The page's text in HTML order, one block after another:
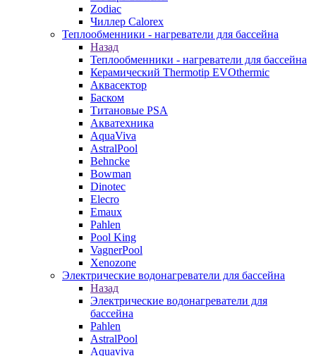
Zodiac
Чиллер Calorex
Теплообменники - нагреватели для бассейна
Назад
Теплообменники - нагреватели для бассейна
Керамический Thermotip EVOthermic
Аквасектор
Баском
Титановые PSA
Акватехника
AquaViva
AstralPool
Behncke
Bowman
Dinotec
Elecro
Emaux
Pahlen
Pool King
VagnerPool
Xenozone
Электрические водонагреватели для бассейна
Назад
Электрические водонагреватели для
бассейна
Pahlen
AstralPool
Aquaviva